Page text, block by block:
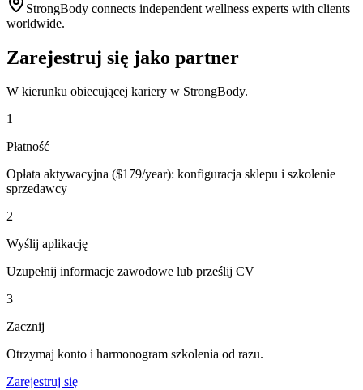
StrongBody connects independent wellness experts with clients
worldwide.
Zarejestruj się jako partner
W kierunku obiecującej kariery w StrongBody.
1
Płatność
Opłata aktywacyjna ($179/year): konfiguracja sklepu i szkolenie
sprzedawcy
2
Wyślij aplikację
Uzupełnij informacje zawodowe lub prześlij CV
3
Zacznij
Otrzymaj konto i harmonogram szkolenia od razu.
Zarejestruj się